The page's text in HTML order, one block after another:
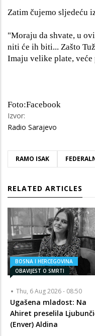
Zatim čujemo sljedeću
"Moraju da shvate, u
niti će ih biti... Zašto
Imaju velike plate,
Foto:Facebook
Izvor:
Radio Sarajevo
RAMO ISAK
RELATED ARTICLES
BOSNA I HERCEGOVINA
OBAVIJEST O SMRTI
Thu, 6 Aug 2026 - 08:50
Ugašena mladost: Na
Ahiret preselila
(Enver) Aldina